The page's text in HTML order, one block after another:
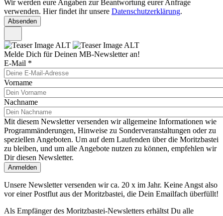
Wir werden eure Angaben zur Beantwortung eurer Anfrage
verwenden. Hier findet ihr unsere Datenschutzerklärung.
Melde Dich für Deinen MB-Newsletter an!
E-Mail *
Vorname
Nachname
Mit diesem Newsletter versenden wir allgemeine Informationen wie
Programmänderungen, Hinweise zu Sonderveranstaltungen oder zu
speziellen Angeboten. Um auf dem Laufenden über die Moritzbastei
zu bleiben, und um alle Angebote nutzen zu können, empfehlen wir
Dir diesen Newsletter.
Unsere Newsletter versenden wir ca. 20 x im Jahr. Keine Angst also
vor einer Postflut aus der Moritzbastei, die Dein Emailfach überfüllt!
Als Empfänger des Moritzbastei-Newsletters erhältst Du alle